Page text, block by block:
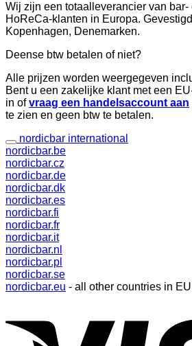
Wij zijn een totaalleverancier van
HoReCa-klanten in Europa.
Kopenhagen, Denemarken.
Deense btw betalen of niet?
Alle prijzen worden weergegeven
Bent u een zakelijke klant met een
in ofvraag een handelsaccount aan
te zien en geen btw te betalen.
nordicbar international
nordicbar.be
nordicbar.cz
nordicbar.de
nordicbar.dk
nordicbar.es
nordicbar.fi
nordicbar.fr
nordicbar.it
nordicbar.nl
nordicbar.pl
nordicbar.se
nordicbar.eu - all other countries in EU